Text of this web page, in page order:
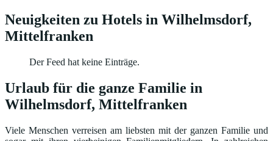
Neuigkeiten zu Hotels in Wilhelmsdorf,
Mittelfranken
Der Feed hat keine Einträge.
Urlaub für die ganze Familie in
Wilhelmsdorf, Mittelfranken
Viele Menschen verreisen am liebsten mit der ganzen Familie und